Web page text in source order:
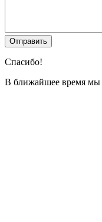
Спасибо!
В ближайшее время